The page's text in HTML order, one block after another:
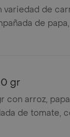
variedad de
de
gr
con arroz, papa
de tomate,